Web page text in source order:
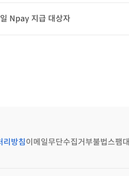
Npay 지급 대상자
리방침이메일무단수집거부불법스팸